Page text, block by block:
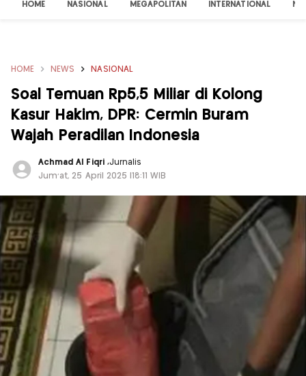
HOME NASIONAL MEGAPOLITAN INTERNATIONAL
HOME NEWS NASIONAL
Soal Temuan Rp5,5 Miliar di Kolong
Kasur Hakim, DPR: Cermin Buram
Wajah Peradilan Indonesia
Achmad Al Fiqri ,Jurnalis
Jum'at, 25 April 2025 |18:11 WIB